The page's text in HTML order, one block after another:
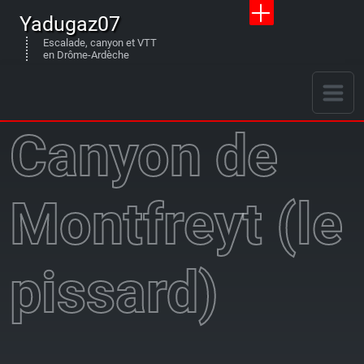
Yadugaz07
Escalade, canyon et VTT
en Drôme-Ardèche
Canyon de
Montfreyt (le
pissard)